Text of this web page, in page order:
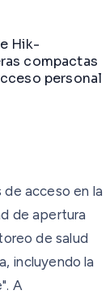
Hik-
compactas
personal
acceso en la
de apertura
de salud
incluyendo la
A